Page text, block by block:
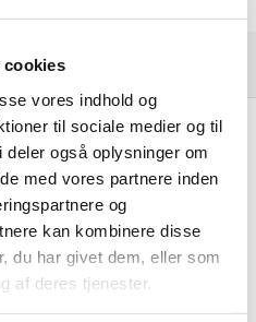
cookies
vores indhold og
til sociale medier og til
også oplysninger om
med vores partnere inden
og
kan kombinere disse
du har givet dem, eller som
af deres tjenester.
59 kr.
dag levering
på lager